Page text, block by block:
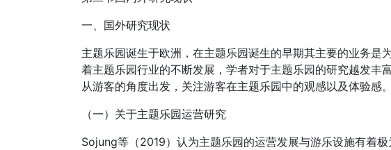
一、国外研究现状
主题乐园诞生于欧洲，在主题乐园诞生的早期其主要的业务是
着主题乐园行业的不断发展，学者对于主题乐园的研究越发丰
从游客的角度出发，关注游客在主题乐园中的观感以及体验感。
（一）关于主题乐园运营研究
Sojung等（2019）认为主题乐园的运营发展与游乐设施有着